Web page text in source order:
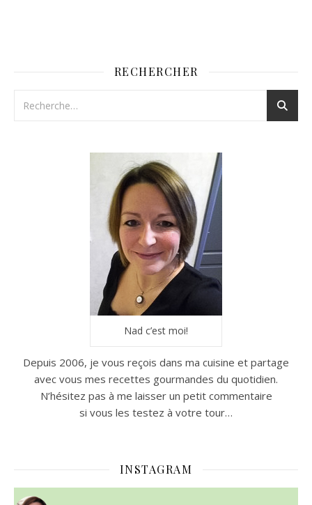
RECHERCHER
Nad c’est moi!
Depuis 2006, je vous reçois dans ma cuisine et partage
avec vous mes recettes gourmandes du quotidien.
N’hésitez pas à me laisser un petit commentaire
si vous les testez à votre tour…
INSTAGRAM